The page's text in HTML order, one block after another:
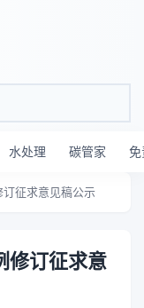
水处理 碳管家 免
征求意见稿公示
修订征求意